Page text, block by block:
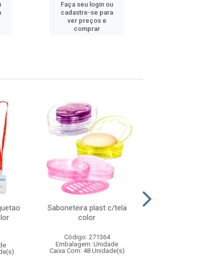
Faça seu login ou
cadastre-se para
ver preços e
comprar
Saboneteira plast c/tela
color
Código: 271364
Embalagem: Unidade
Caixa Com: 48 Unidade(s)